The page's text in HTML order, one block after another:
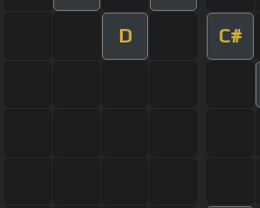
D C#